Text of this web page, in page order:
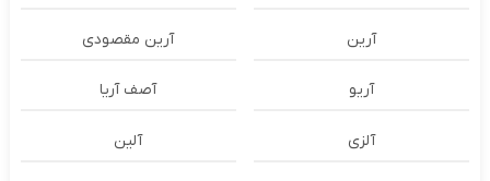
آرین آرین مقصودی
آریو آصف آریا
آلزی آلین